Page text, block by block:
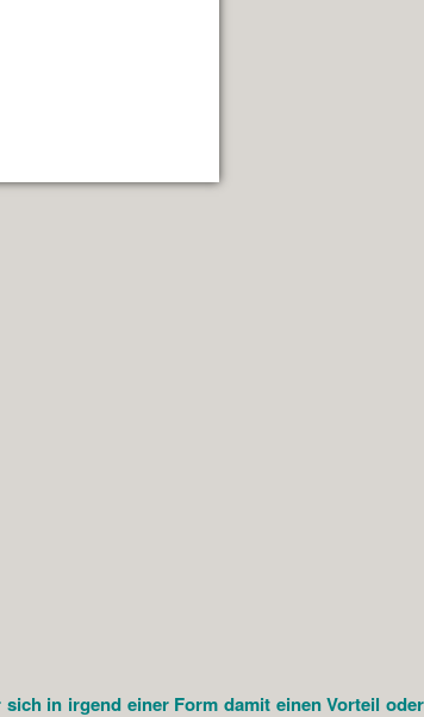
in irgend einer Form damit einen Vorteil oder